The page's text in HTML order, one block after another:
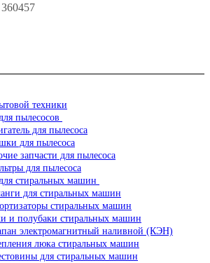
техники
пылесосов
для пылесоса
для пылесоса
запчасти для пылесоса
для пылесоса
стиральных машин
для стиральных машин
стиральных машин
и полубаки стиральных машин
электромагнитный наливной (КЭН)
люка стиральных машин
для стиральных машин